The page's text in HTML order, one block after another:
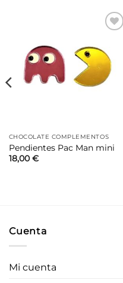
lista de
deseos
CHOCOLATE COMPLEMENTOS
Pendientes Pac Man mini
18,00 €
Cuenta
Mi cuenta